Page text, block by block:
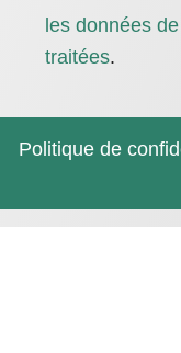
les données
traitées.
Politique de